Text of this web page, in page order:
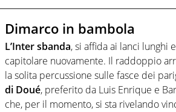
Dimarco in bambola
L’Inter sbanda, si affida ai lanci lunghi
capitolare nuovamente. Il raddoppio
la solita percussione sulle fasce dei
di Doué, preferito da Luis Enrique e
che, per il momento, si sta rivelando